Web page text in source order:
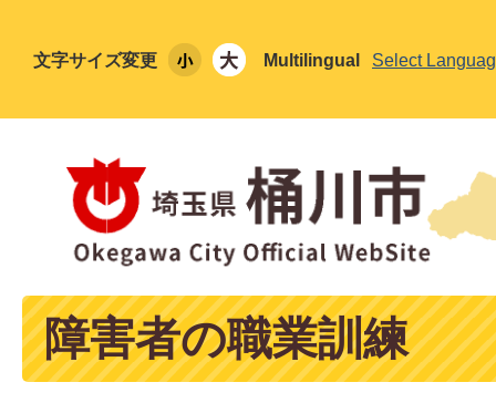
文字サイズ変更 Multilingual Select
障害者の職業訓練